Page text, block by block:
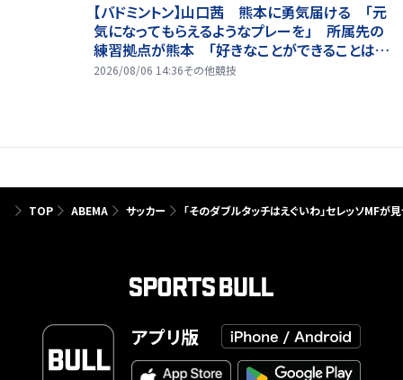
【バドミントン】山口茜 熊本に勇気届ける 「元
気になってもらえるようなプレーを」 所属先の
練習拠点が熊本 「好きなことができることは当
たり前じゃない」
2026/08/06 14:36その他競技
TOP ABEMA サッカー 「そのダブルタッチはえぐいわ」セレッソMF
アプリ版